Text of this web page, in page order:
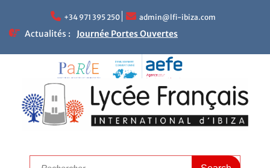
+34 971 395 250 admin@lfi-ibiza.com
Actualités :
Journée Portes Ouvertes
Réunions parents – enseignants
Le mot de la Proviseure
Résultats académiques
Calendrier de rentrée 2025
Calendrier scolaire
Visitez le LFI